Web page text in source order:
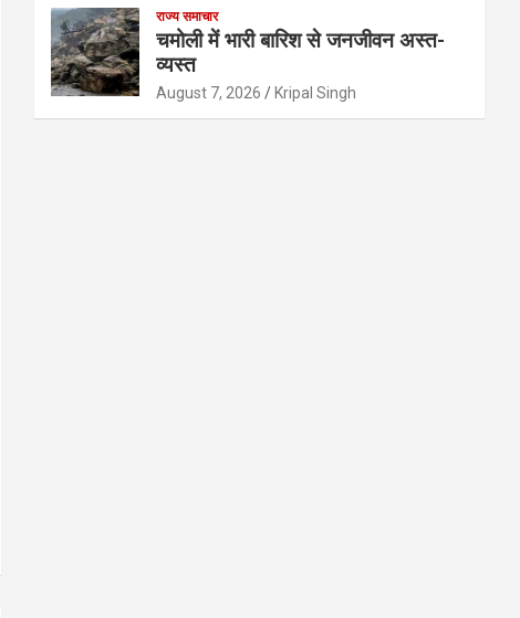
राज्य समाचार
चमोली में भारी बारिश से जनजीवन अस्त-
व्यस्त
August 7, 2026 Kripal Singh